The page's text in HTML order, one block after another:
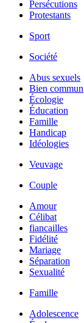
Persécutions
Protestants
Sport
Société
Abus sexuels
Bien commun
Écologie
Éducation
Famille
Handicap
Idéologies
Veuvage
Couple
Amour
Célibat
fiancailles
Fidélité
Mariage
Séparation
Sexualité
Famille
Adolescence